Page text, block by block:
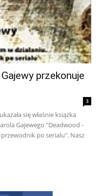
przekonuje
3
się właśnie książka
Gajewego "Deadwood -
po serialu". Nasz